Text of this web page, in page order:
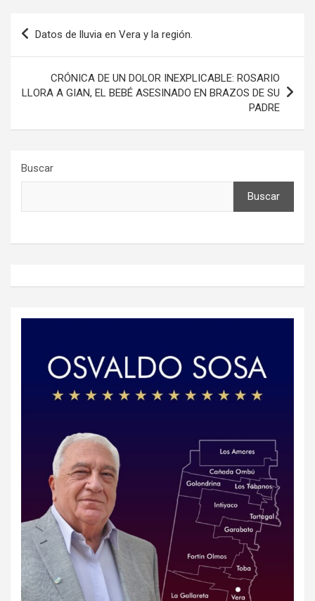
Navegación
entradas
Datos de lluvia en Vera y la región.
CRÓNICA DE UN DOLOR INEXPLICABLE: ROSARIO
LLORA A GIAN, EL BEBÉ ASESINADO EN BRAZOS DE SU
PADRE
Buscar
Buscar